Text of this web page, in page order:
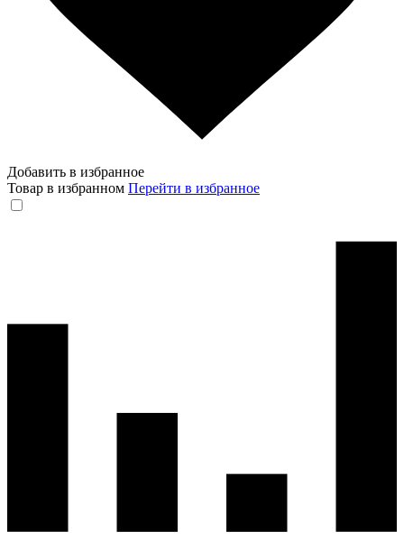
Добавить в избранное
Товар в избранном Перейти в избранное